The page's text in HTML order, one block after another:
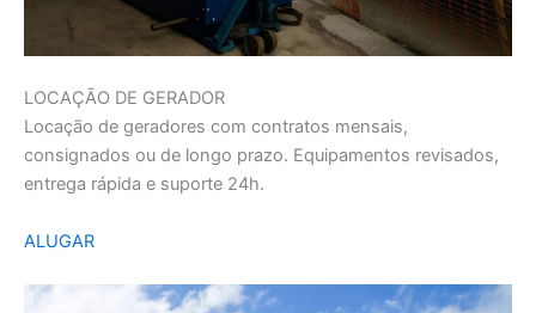
LOCAÇÃO DE GERADOR
Locação de geradores com contratos mensais,
consignados ou de longo prazo. Equipamentos revisados,
entrega rápida e suporte 24h.
ALUGAR